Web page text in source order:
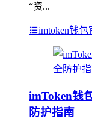
“资...
imtoken钱包
imToken钱
防护指南